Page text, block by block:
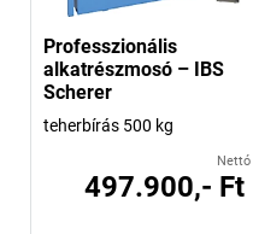
Professzionális
alkatrészmosó – IBS
Scherer
teherbírás 500 kg
Nettó
497.900,- Ft